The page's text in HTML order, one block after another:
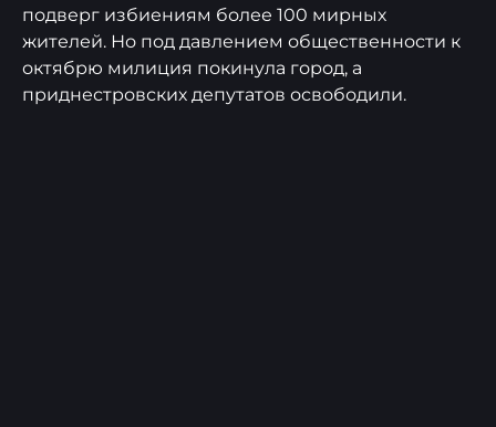
подверг избиениям более 100 мирных
жителей. Но под давлением общественности к
октябрю милиция покинула город, а
приднестровских депутатов освободили.